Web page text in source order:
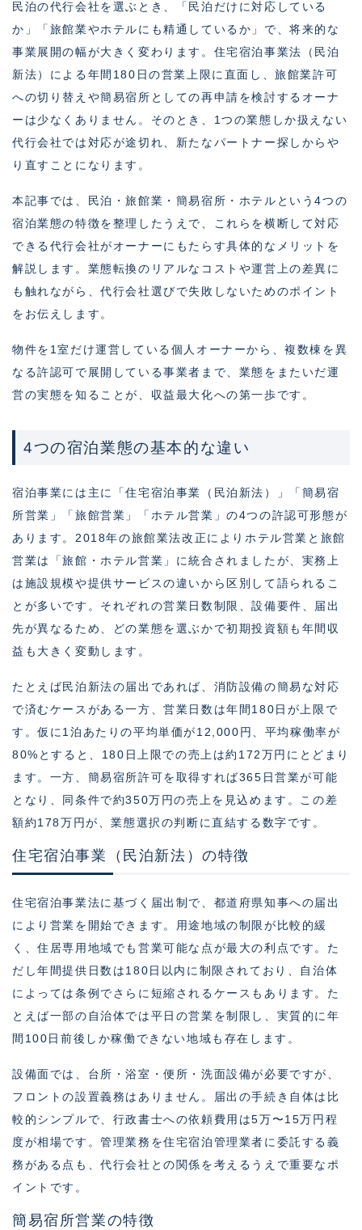
民泊の代行会社を選ぶとき、「民泊だけに対応している
か」「旅館業やホテルにも精通しているか」で、将来的な
事業展開の幅が大きく変わります。住宅宿泊事業法（民泊
新法）による年間180日の営業上限に直面し、旅館業許可
への切り替えや簡易宿所としての再申請を検討するオーナ
ーは少なくありません。そのとき、1つの業態しか扱えない
代行会社では対応が途切れ、新たなパートナー探しからや
り直すことになります。
本記事では、民泊・旅館業・簡易宿所・ホテルという4つの
宿泊業態の特徴を整理したうえで、これらを横断して対応
できる代行会社がオーナーにもたらす具体的なメリットを
解説します。業態転換のリアルなコストや運営上の差異に
も触れながら、代行会社選びで失敗しないためのポイント
をお伝えします。
物件を1室だけ運営している個人オーナーから、複数棟を異
なる許認可で展開している事業者まで、業態をまたいだ運
営の実態を知ることが、収益最大化への第一歩です。
4つの宿泊業態の基本的な違い
宿泊事業には主に「住宅宿泊事業（民泊新法）」「簡易宿
所営業」「旅館営業」「ホテル営業」の4つの許認可形態が
あります。2018年の旅館業法改正によりホテル営業と旅館
営業は「旅館・ホテル営業」に統合されましたが、実務上
は施設規模や提供サービスの違いから区別して語られるこ
とが多いです。それぞれの営業日数制限、設備要件、届出
先が異なるため、どの業態を選ぶかで初期投資額も年間収
益も大きく変動します。
たとえば民泊新法の届出であれば、消防設備の簡易な対応
で済むケースがある一方、営業日数は年間180日が上限で
す。仮に1泊あたりの平均単価が12,000円、平均稼働率が
80%とすると、180日上限での売上は約172万円にとどまり
ます。一方、簡易宿所許可を取得すれば365日営業が可能
となり、同条件で約350万円の売上を見込めます。この差
額約178万円が、業態選択の判断に直結する数字です。
住宅宿泊事業（民泊新法）の特徴
住宅宿泊事業法に基づく届出制で、都道府県知事への届出
により営業を開始できます。用途地域の制限が比較的緩
く、住居専用地域でも営業可能な点が最大の利点です。た
だし年間提供日数は180日以内に制限されており、自治体
によっては条例でさらに短縮されるケースもあります。た
とえば一部の自治体では平日の営業を制限し、実質的に年
間100日前後しか稼働できない地域も存在します。
設備面では、台所・浴室・便所・洗面設備が必要ですが、
フロントの設置義務はありません。届出の手続き自体は比
較的シンプルで、行政書士への依頼費用は5万〜15万円程
度が相場です。管理業務を住宅宿泊管理業者に委託する義
務がある点も、代行会社との関係を考えるうえで重要なポ
イントです。
簡易宿所営業の特徴